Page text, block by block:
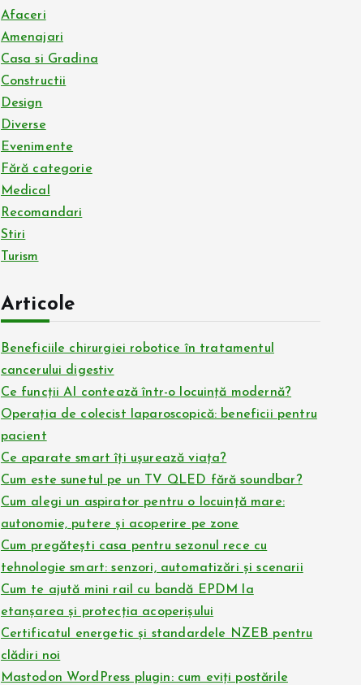
Afaceri
Amenajari
Casa si Gradina
Constructii
Design
Diverse
Evenimente
Fără categorie
Medical
Recomandari
Stiri
Turism
Articole
Beneficiile chirurgiei robotice în tratamentul
cancerului digestiv
Ce funcții AI contează într-o locuință modernă?
Operația de colecist laparoscopică: beneficii pentru
pacient
Ce aparate smart îți ușurează viața?
Cum este sunetul pe un TV QLED fără soundbar?
Cum alegi un aspirator pentru o locuință mare:
autonomie, putere și acoperire pe zone
Cum pregătești casa pentru sezonul rece cu
tehnologie smart: senzori, automatizări și scenarii
Cum te ajută mini rail cu bandă EPDM la
etanșarea și protecția acoperișului
Certificatul energetic și standardele NZEB pentru
clădiri noi
Mastodon WordPress plugin: cum eviți postările